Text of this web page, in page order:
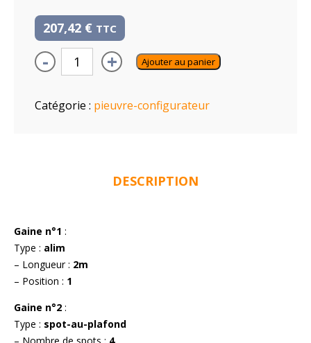
207,42 € TTC
- + Ajouter au panier
Catégorie : pieuvre-configurateur
DESCRIPTION
Gaine n°1 :
Type : alim
– Longueur : 2m
– Position : 1
Gaine n°2 :
Type : spot-au-plafond